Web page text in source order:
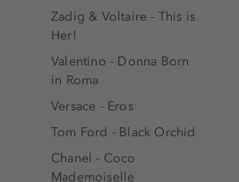
Zadig & Voltaire - This is
Her!
Valentino - Donna Born
in Roma
Versace - Eros
Tom Ford - Black Orchid
Chanel - Coco
Mademoiselle